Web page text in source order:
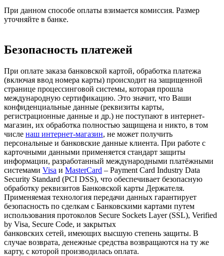
При данном способе оплаты взимается комиссия. Размер
уточняйте в банке.
Безопасность платежей
При оплате заказа банковской картой, обработка платежа
(включая ввод номера карты) происходит на защищенной
странице процессинговой системы, которая прошла
международную сертификацию. Это значит, что Ваши
конфиденциальные данные (реквизиты карты,
регистрационные данные и др.) не поступают в интернет-
магазин, их обработка полностью защищена и никто, в том
числе наш интернет-магазин, не может получить
персональные и банковские данные клиента. При работе с
карточными данными применяется стандарт защиты
информации, разработанный международными платёжными
системами Visa и MasterCard – Payment Card Industry Data
Security Standard (PCI DSS), что обеспечивает безопасную
обработку реквизитов Банковской карты Держателя.
Применяемая технология передачи данных гарантирует
безопасность по сделкам с Банковскими картами путем
использования протоколов Secure Sockets Layer (SSL), Verified
by Visa, Secure Code, и закрытых
банковских сетей, имеющих высшую степень защиты. В
случае возврата, денежные средства возвращаются на ту же
карту, с которой производилась оплата.